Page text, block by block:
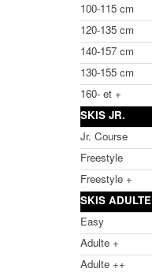
100-115 cm
120-135 cm
140-157 cm
130-155 cm
160- et +
SKIS JR.
Jr. Course
Freestyle
Freestyle +
SKIS ADULTE
Easy
Adulte +
Adulte ++